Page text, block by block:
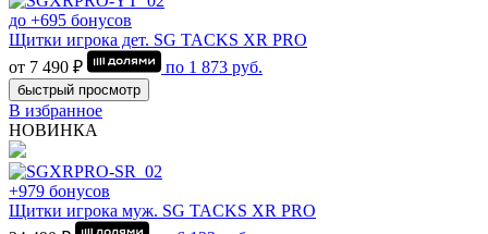
до +695 бонусов
Щитки игрока дет. SG TACKS XR PRO
от 7 490 ₽
по 1 873 руб.
быстрый просмотр
В избранное
НОВИНКА
+979 бонусов
Щитки игрока муж. SG TACKS XR PRO